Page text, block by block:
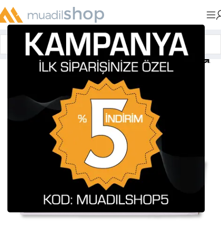
Anasayfa»Muadil Tonerler